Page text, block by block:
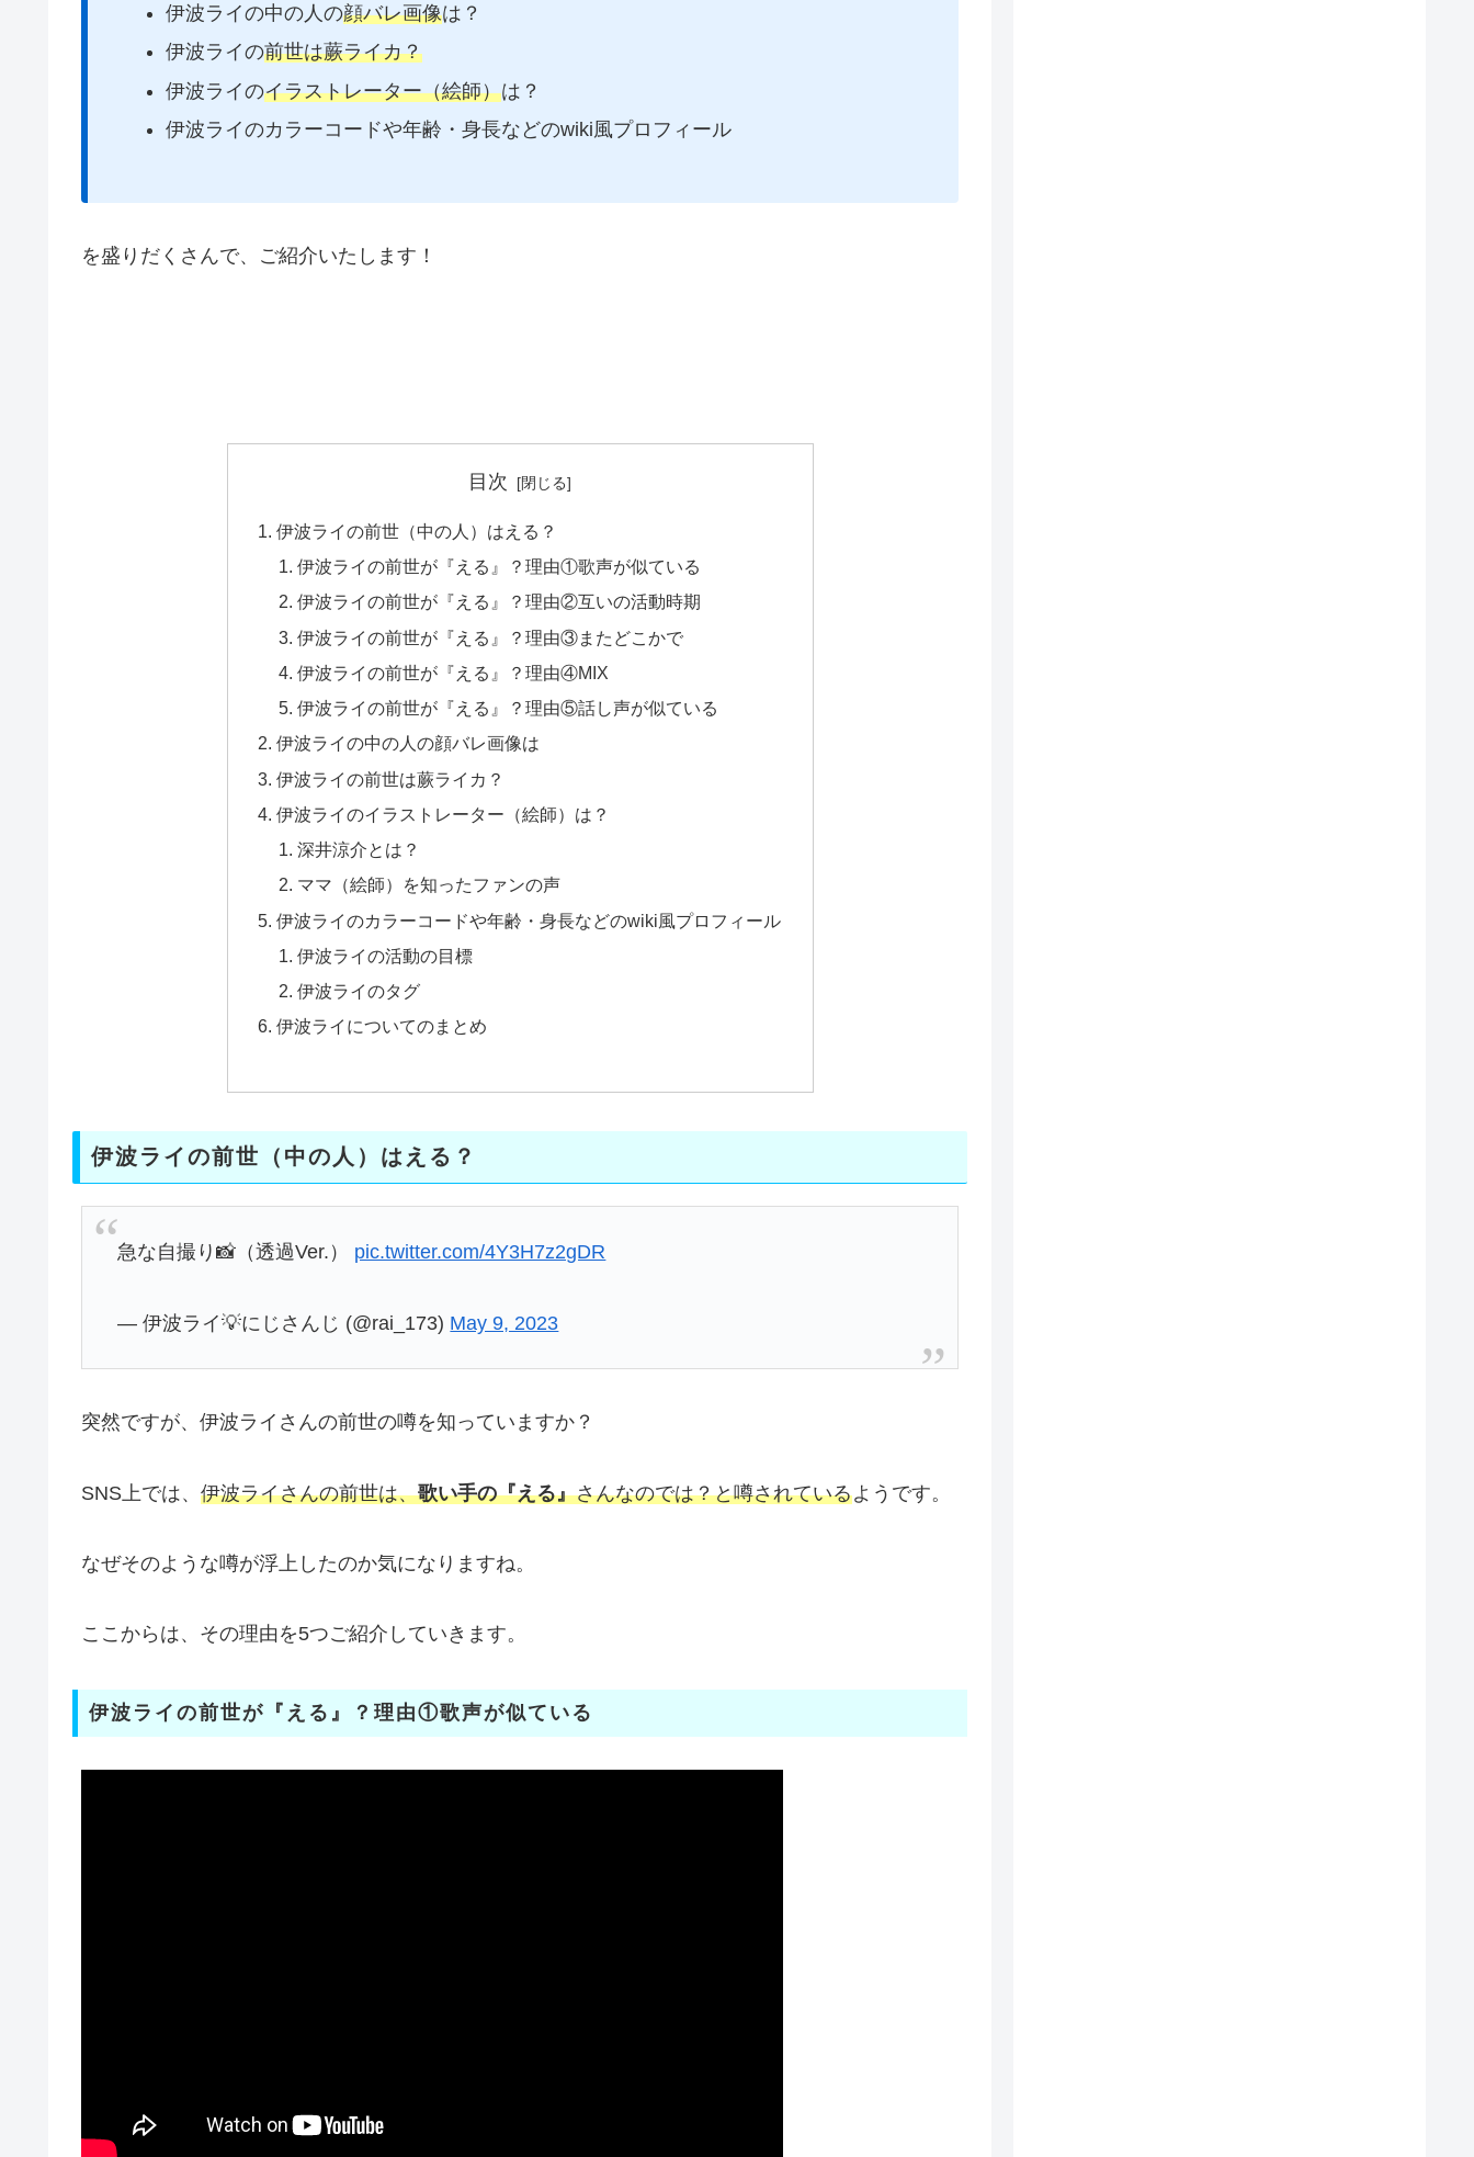
伊波ライの中の人の顔バレ画像は？
伊波ライの前世は蕨ライカ？
伊波ライのイラストレーター（絵師）は？
伊波ライのカラーコードや年齢・身長などのwiki風プロフィール
を盛りだくさんで、ご紹介いたします！
目次
伊波ライの前世（中の人）はえる？
伊波ライの前世が『える』？理由①歌声が似ている
伊波ライの前世が『える』？理由②互いの活動時期
伊波ライの前世が『える』？理由③またどこかで
伊波ライの前世が『える』？理由④MIX
伊波ライの前世が『える』？理由⑤話し声が似ている
伊波ライの中の人の顔バレ画像は
伊波ライの前世は蕨ライカ？
伊波ライのイラストレーター（絵師）は？
深井涼介とは？
ママ（絵師）を知ったファンの声
伊波ライのカラーコードや年齢・身長などのwiki風プロフィール
伊波ライの活動の目標
伊波ライのタグ
伊波ライについてのまとめ
伊波ライの前世（中の人）はえる？
急な自撮り📸（透過Ver.） pic.twitter.com/4Y3H7z2gDR
— 伊波ライ💡にじさんじ (@rai_173) May 9, 2023
突然ですが、伊波ライさんの前世の噂を知っていますか？
SNS上では、 伊波ライさんの前世は、歌い手の『える』さんなのでは？と噂されているようです。
なぜそのような噂が浮上したのか気になりますね。
ここからは、その理由を5つご紹介していきます。
伊波ライの前世が『える』？理由①歌声が似ている